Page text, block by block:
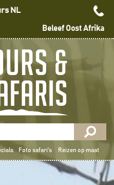
NL
Beleef Oost Afrika
Foto safari's Reizen op maat